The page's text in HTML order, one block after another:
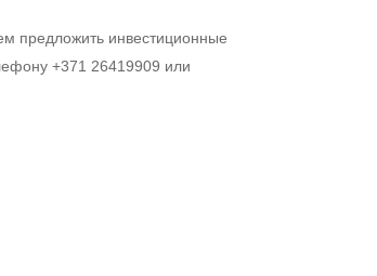
предложить инвестиционные
+371 26419909 или